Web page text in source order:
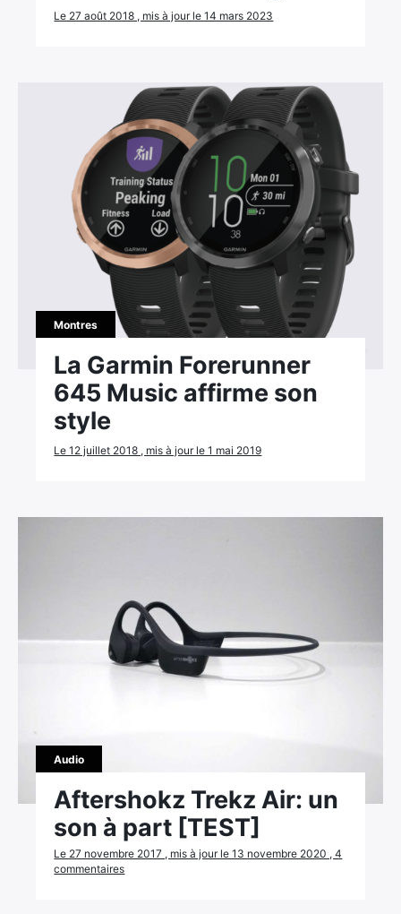
Le 27 août 2018 , mis à jour le 14 mars 2023
Montres
La Garmin Forerunner
645 Music affirme son
style
Le 12 juillet 2018 , mis à jour le 1 mai 2019
Audio
Aftershokz Trekz Air: un
son à part [TEST]
Le 27 novembre 2017 , mis à jour le 13 novembre 2020 , 4
commentaires